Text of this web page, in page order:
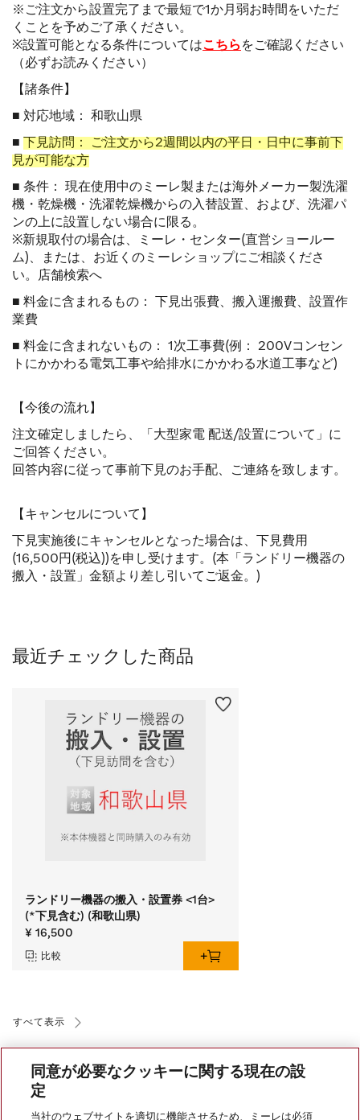
※ご注文から設置完了まで最短で1か月弱お時間をいただ
くことを予めご了承ください。
※設置可能となる条件についてはこちら をご確認ください
（必ずお読みください）
【諸条件】
■ 対応地域： 和歌山県
■
下見訪問： ご注文から2週間以内の平日・日中に事前下
見が可能な方
■ 条件： 現在使用中のミーレ製または海外メーカー製洗濯
機・乾燥機・洗濯乾燥機からの入替設置、および、洗濯パ
ンの上に設置しない場合に限る。
※新規取付の場合は、ミーレ・センター(直営ショールー
ム)、または、お近くのミーレショップにご相談くださ
い。
店舗検索へ
■ 料金に含まれるもの： 下見出張費、搬入運搬費、設置作
業費
■ 料金に含まれないもの： 1次工事費(例： 200Vコンセン
トにかかわる電気工事や給排水にかかわる水道工事など)
【今後の流れ】
注文確定しましたら、「大型家電 配送/設置について」に
ご回答ください。
回答内容に従って事前下見のお手配、ご連絡を致します。
【キャンセルについて】
下見実施後にキャンセルとなった場合は、下見費用
(16,500円(税込))を申し受けます。(本「ランドリー機器の
搬入・設置」金額より差し引いてご返金。)
最近チェックした商品
ランドリー機器の搬入・設置券 <1台>
(*下見含む) (和歌山県)
¥ 16,500
比較
すべて表示
同意が必要なクッキーに関する現在の設
定
当社のウェブサイトを適切に機能させるため、ミーレは必須